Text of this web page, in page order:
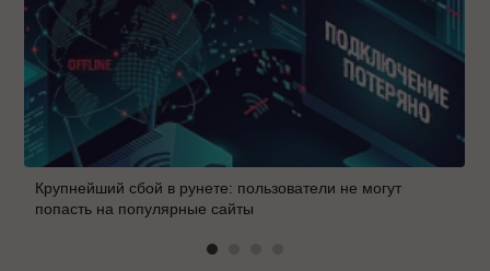
Крупнейший сбой в рунете: пользователи не могут
попасть на популярные сайты